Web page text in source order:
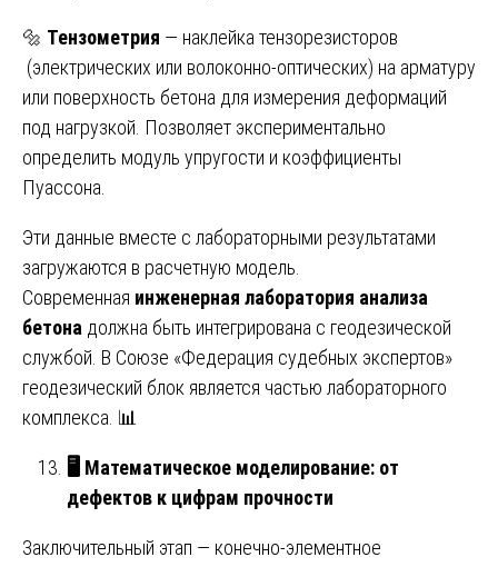
🔩 Тензометрия — наклейка тензорезисторов
(электрических или волоконно-оптических) на арматуру
или поверхность бетона для измерения деформаций
под нагрузкой. Позволяет экспериментально
определить модуль упругости и коэффициенты
Пуассона.
Эти данные вместе с лабораторными результатами
загружаются в расчетную модель.
Современная инженерная лаборатория анализа
бетона должна быть интегрирована с геодезической
службой. В Союзе «Федерация судебных экспертов»
геодезический блок является частью лабораторного
комплекса. 📊
🖥 ️ Математическое моделирование: от
дефектов к цифрам прочности
Заключительный этап — конечно-элементное